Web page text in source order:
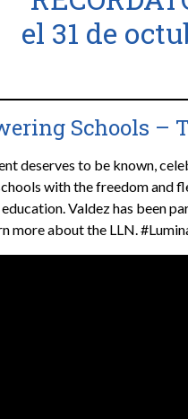
el 31 de
Schools –
deserves to be known,
with the freedom and
Valdez has been
more about the LLN.